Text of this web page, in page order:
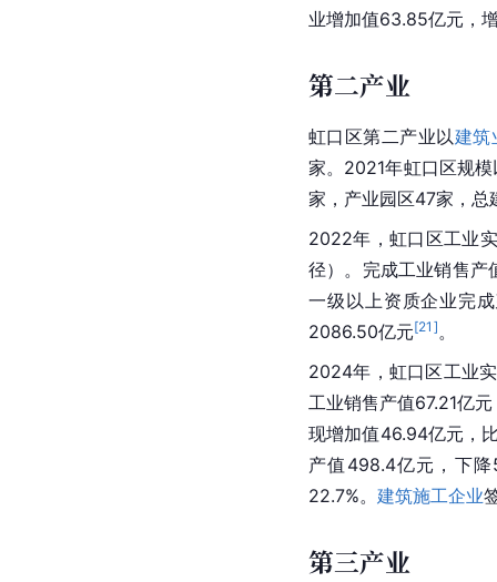
业增加值63.85亿元，
第二产业
虹口区第二产业以建筑
家。2021年虹口区规
家，产业园区47家，总
2022年，虹口区工业
径）。完成工业销售
一级以上资质企业完
2086.50亿元[21 ]。
2024年，虹口区工业
工业销售产值67.21亿
现增加值46.94亿元，
产值498.4亿元，下
22.7%。 建筑施工企业
第三产业